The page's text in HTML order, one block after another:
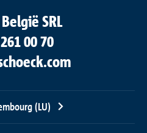
SRL
00 70
(LU)